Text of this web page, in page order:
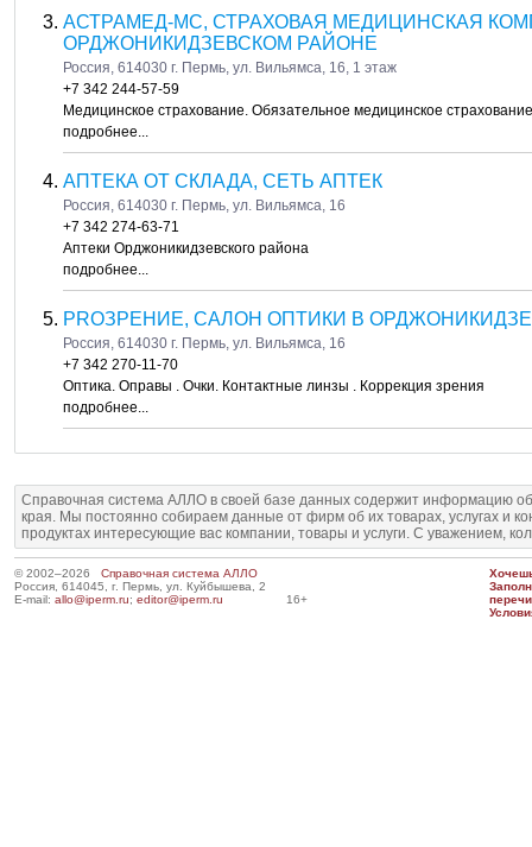
АСТРАМЕД-МС, СТРАХОВАЯ МЕДИЦИНСКАЯ
ОРДЖОНИКИДЗЕВСКОМ РАЙОНЕ
Россия, 614030 г. Пермь, ул. Вильямса, 16, 1 этаж
+7 342 244-57-59
Медицинское страхование. Обязательное медицинское
подробнее...
АПТЕКА ОТ СКЛАДА, СЕТЬ АПТЕК
Россия, 614030 г. Пермь, ул. Вильямса, 16
+7 342 274-63-71
Аптеки Орджоникидзевского района
подробнее...
PROЗРЕНИЕ, САЛОН ОПТИКИ В
Россия, 614030 г. Пермь, ул. Вильямса, 16
+7 342 270-11-70
Оптика. Оправы . Очки. Контактные линзы . Коррекция зрения
подробнее...
Справочная система АЛЛО в своей базе данных содержит информацию
края. Мы постоянно собираем данные от фирм об их товарах, услугах и
продуктах интересующие вас компании, товары и услуги. С уважением,
© 2002–2026 Справочная система АЛЛО
Россия, 614045, г. Пермь, ул. Куйбышева, 2
E-mail: allo@iperm.ru; editor@iperm.ru 16+